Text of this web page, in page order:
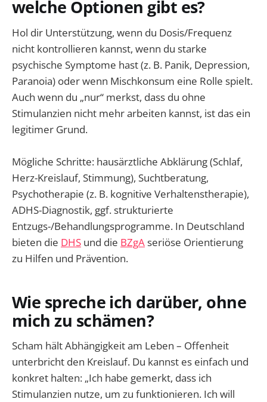
welche Optionen gibt es?
Hol dir Unterstützung, wenn du Dosis/Frequenz
nicht kontrollieren kannst, wenn du starke
psychische Symptome hast (z. B. Panik, Depression,
Paranoia) oder wenn Mischkonsum eine Rolle spielt.
Auch wenn du „nur“ merkst, dass du ohne
Stimulanzien nicht mehr arbeiten kannst, ist das ein
legitimer Grund.
Mögliche Schritte: hausärztliche Abklärung (Schlaf,
Herz-Kreislauf, Stimmung), Suchtberatung,
Psychotherapie (z. B. kognitive Verhaltenstherapie),
ADHS-Diagnostik, ggf. strukturierte
Entzugs-/Behandlungsprogramme. In Deutschland
bieten die DHS und die BZgAseriöse Orientierung
zu Hilfen und Prävention.
Wie spreche ich darüber, ohne
mich zu schämen?
Scham hält Abhängigkeit am Leben – Offenheit
unterbricht den Kreislauf. Du kannst es einfach und
konkret halten: „Ich habe gemerkt, dass ich
Stimulanzien nutze, um zu funktionieren. Ich will